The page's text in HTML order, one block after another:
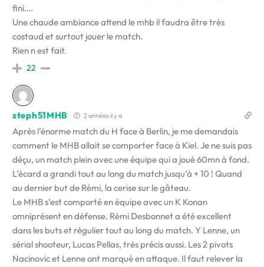
fini….
Une chaude ambiance attend le mhb il faudra être très
costaud et surtout jouer le match.
Rien n est fait.
22
steph51MHB 2 années il y a
Après l’énorme match du H face à Berlin, je me demandais
comment le MHB allait se comporter face à Kiel. Je ne suis pas
déçu, un match plein avec une équipe qui a joué 60mn à fond.
L’écard a grandi tout au long du match jusqu’à + 10 ! Quand
au dernier but de Rémi, la cerise sur le gâteau.
Le MHB s’est comporté en équipe avec un K Konan
omniprésent en défense. Rémi Desbonnet a été excellent
dans les buts et régulier tout au long du match. Y Lenne, un
sérial shooteur, Lucas Pellas, très précis aussi. Les 2 pivots
Nacinovic et Lenne ont marqué en attaque. Il faut relever la